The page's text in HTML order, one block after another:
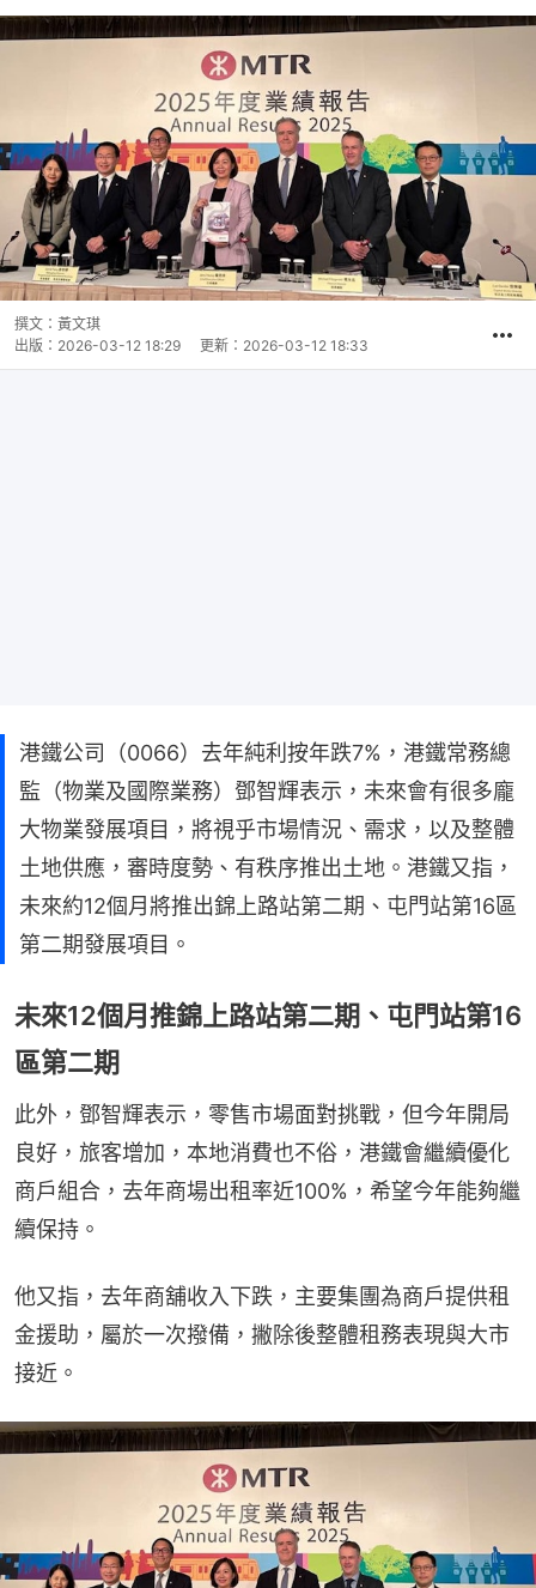
撰文： 黃文琪
出版： 2026-03-12 18:29 更新： 2026-03-12 18:33
港鐵公司（0066）去年純利按年跌7%，港鐵常務總
監（物業及國際業務）鄧智輝表示，未來會有很多龐
大物業發展項目，將視乎市場情況、需求，以及整體
土地供應，審時度勢、有秩序推出土地。港鐵又指，
未來約12個月將推出錦上路站第二期、屯門站第16區
第二期發展項目。
未來12個月推錦上路站第二期、屯門站第16
區第二期
此外，鄧智輝表示，零售市場面對挑戰，但今年開局
良好，旅客增加，本地消費也不俗，港鐵會繼續優化
商戶組合，去年商場出租率近100%，希望今年能夠繼
續保持。
他又指，去年商舖收入下跌，主要集團為商戶提供租
金援助，屬於一次撥備，撇除後整體租務表現與大市
接近。